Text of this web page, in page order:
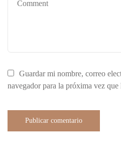
Guardar mi nombre, correo
navegador para la próxima vez que
Publicar comentario